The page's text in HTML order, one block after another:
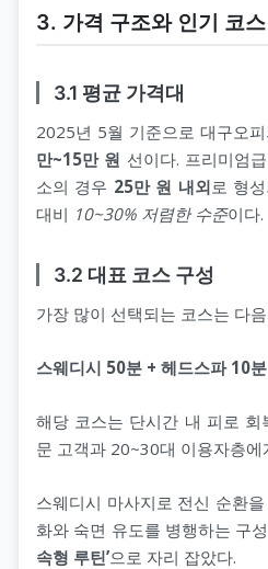
3. 가격 구조와 인기 코
3.1 평균 가격대
2025년 5월 기준으로 대구오
만~15만 원 선이다. 프리미엄
소의 경우 25만 원 내외로 형
대비 10~30% 저렴한 수준이다.
3.2 대표 코스 구성
가장 많이 선택되는 코스는 다
스웨디시 50분 + 헤드스파 10
해당 코스는 단시간 내 피로
문 고객과 20~30대 이용자층에
스웨디시 마사지로 전신 순환
화와 숙면 유도를 병행하는 구
속형 루틴’으로 자리 잡았다.